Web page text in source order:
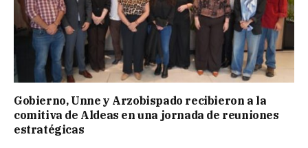
Gobierno, Unne y Arzobispado recibieron a la
comitiva de Aldeas en una jornada de reuniones
estratégicas